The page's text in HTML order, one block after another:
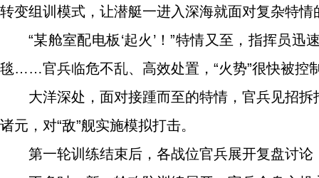
转变组训模式，让潜艇一进入深海就面对复杂特
“某舱室配电板‘起火’！”特情又至，指挥员
毯……官兵临危不乱、高效处置，“火势”很快被控
大洋深处，面对接踵而至的特情，官兵见招
诸元，对“敌”舰实施模拟打击。
第一轮训练结束后，各战位官兵展开复盘讨